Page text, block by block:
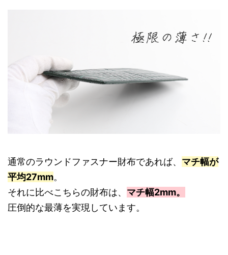
通常のラウンドファスナー財布であれば、 マチ幅が
平均27mm。
それに比べこちらの財布は、 マチ幅2mm。
圧倒的な最薄を実現しています。